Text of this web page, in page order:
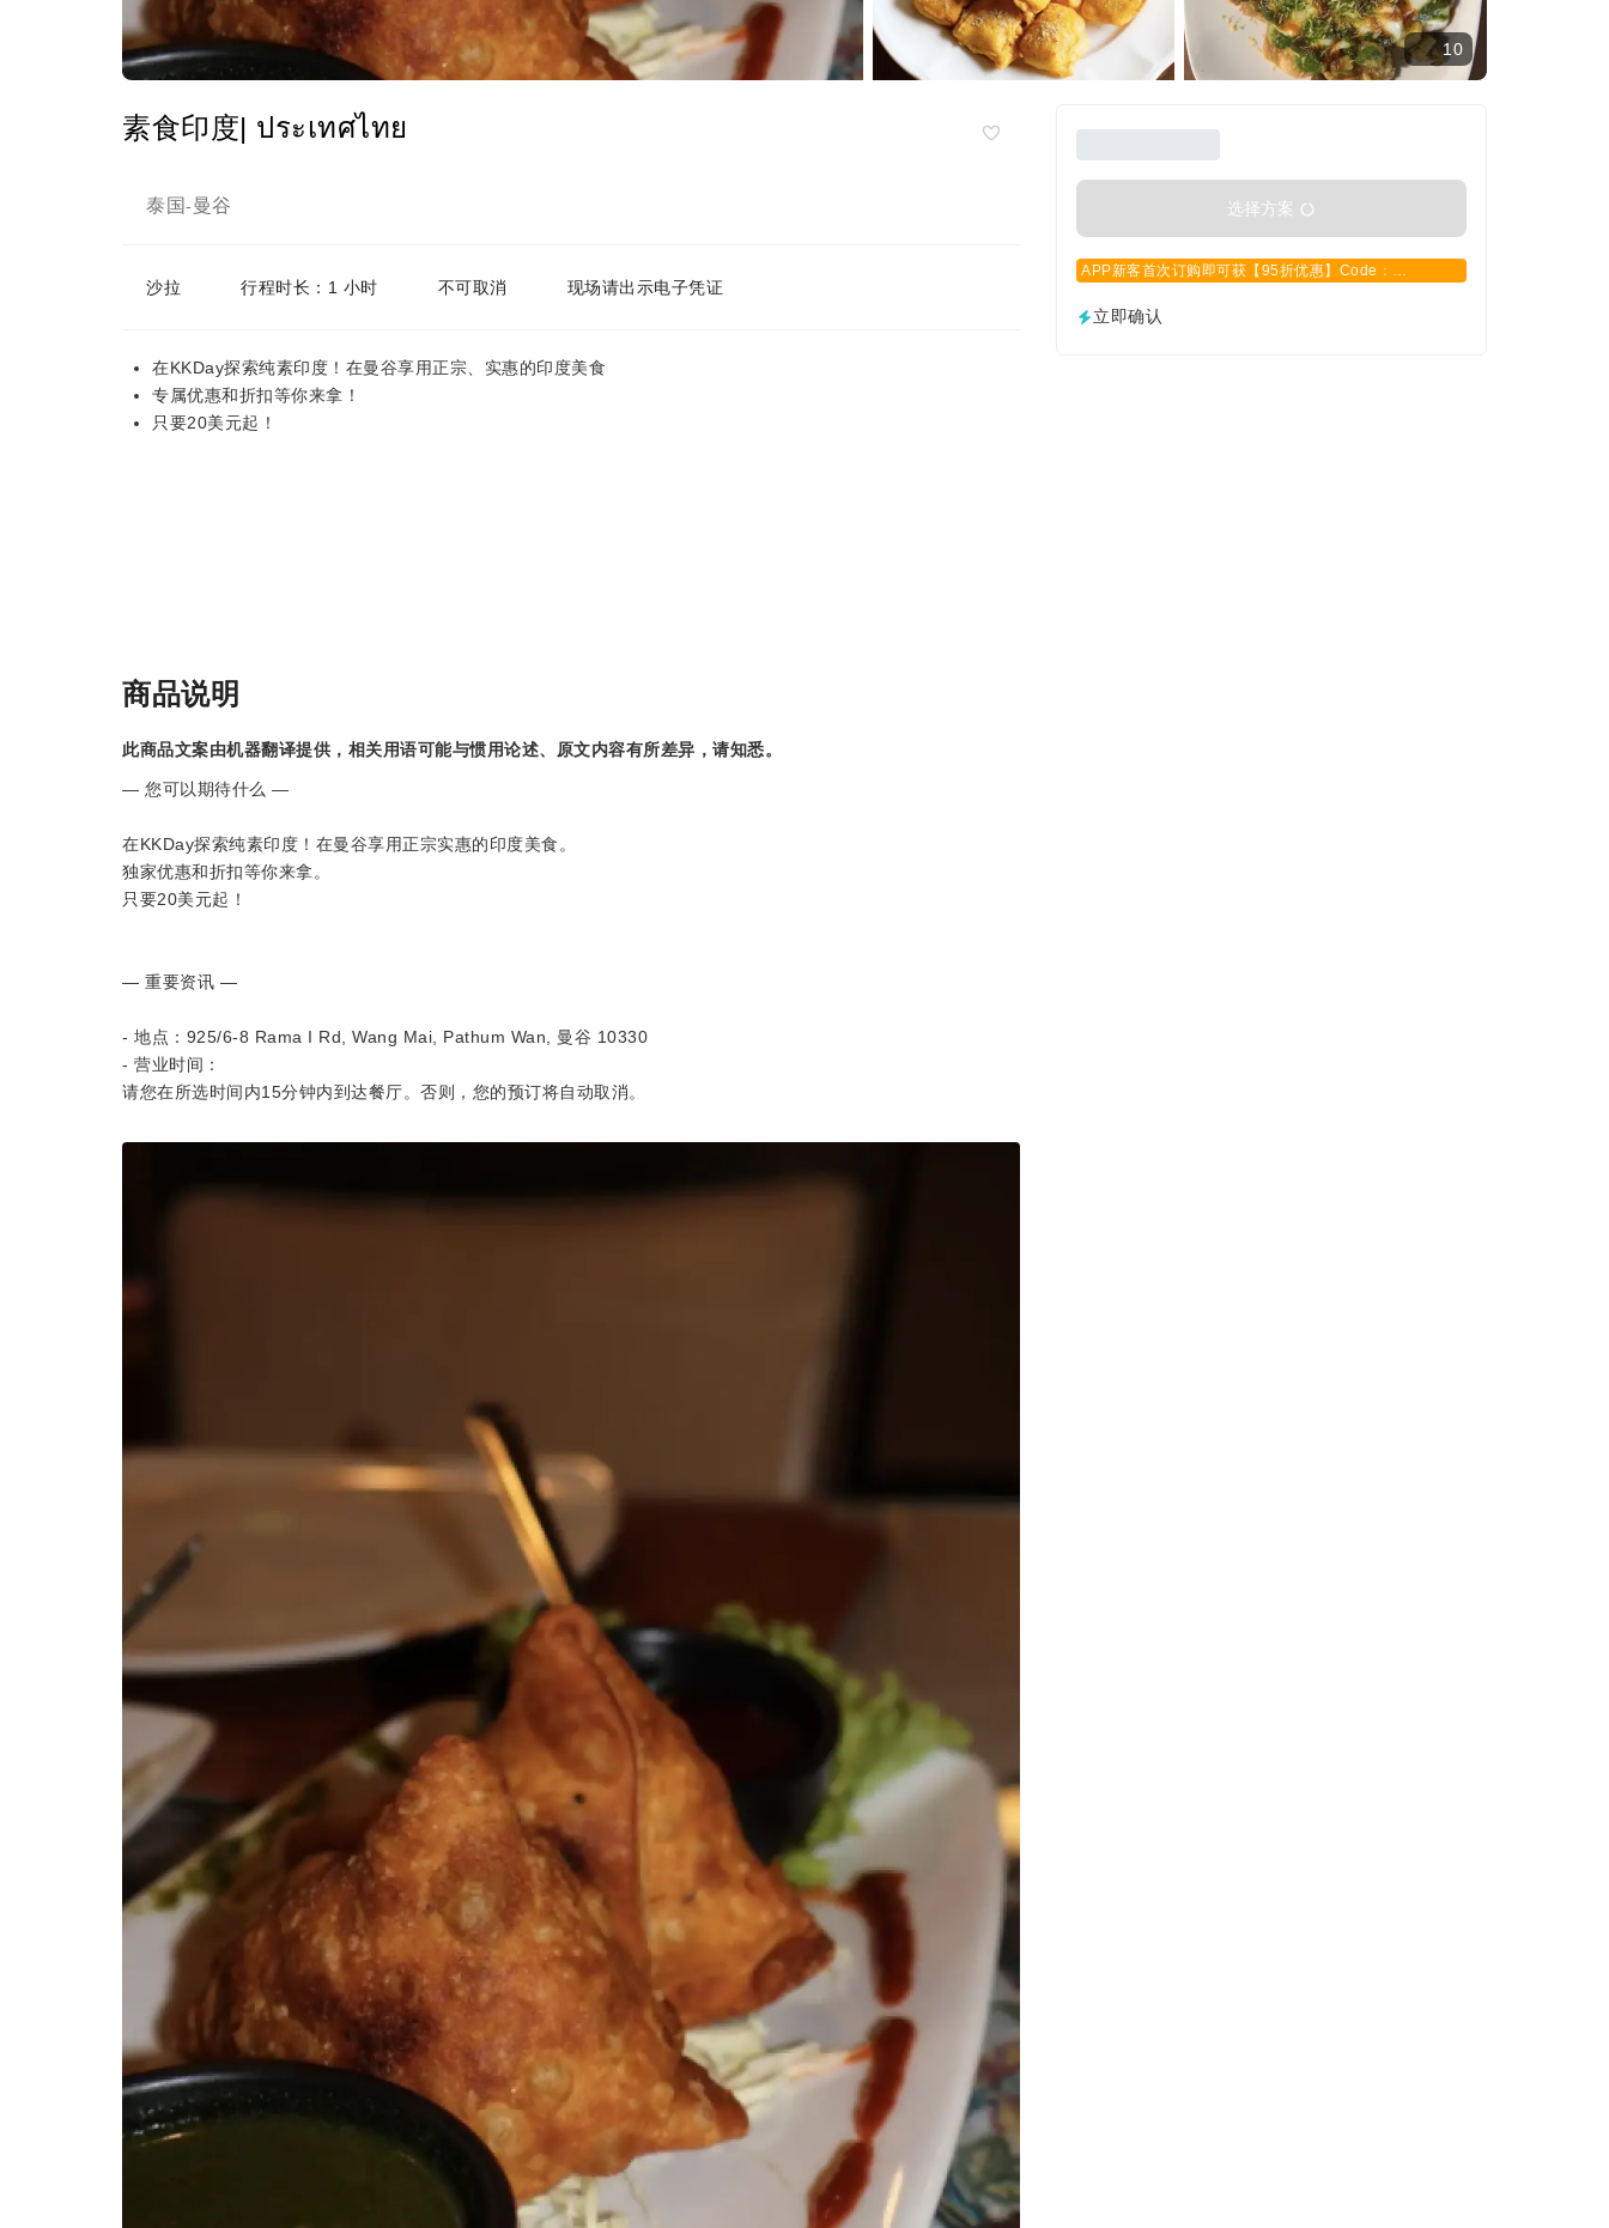
10
素食印度| ประเทศไทย
泰国-曼谷
沙拉 行程时长：1 小时 不可取消 现场请出示电子凭证
在KKDay探索纯素印度！在曼谷享用正宗、实惠的印度美食
专属优惠和折扣等你来拿！
只要20美元起！
选择方案
APP新客首次订购即可获【95折优惠】Code：
立即确认
商品说明
此商品文案由机器翻译提供，相关用语可能与惯用论述、原文内容有所差异，请知悉。
— 您可以期待什么 —
在KKDay探索纯素印度！在曼谷享用正宗实惠的印度美食。
独家优惠和折扣等你来拿。
只要20美元起！
— 重要资讯 —
- 地点：925/6-8 Rama I Rd, Wang Mai, Pathum Wan, 曼谷 10330
- 营业时间：
请您在所选时间内15分钟内到达餐厅。否则，您的预订将自动取消。